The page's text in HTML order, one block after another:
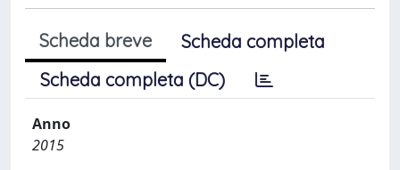
Scheda breve
Scheda completa
Scheda completa (DC)
Anno
2015